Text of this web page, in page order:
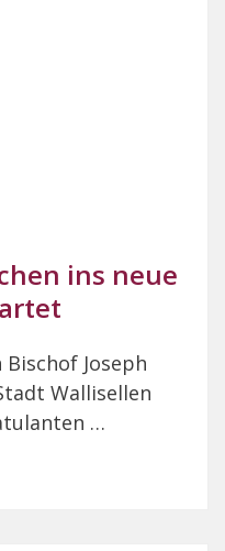
ins neue
Joseph
Wallisellen
…